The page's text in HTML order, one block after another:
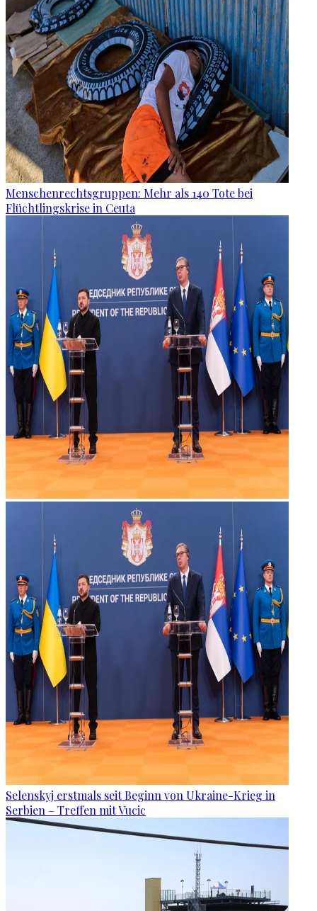
Menschenrechtsgruppen: Mehr als 140 Tote bei
Flüchtlingskrise in Ceuta
Selenskyj erstmals seit Beginn von Ukraine-Krieg in
Serbien – Treffen mit Vucic